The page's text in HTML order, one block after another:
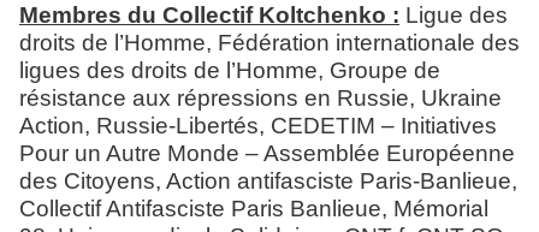
Membres du Collectif Koltchenko : Ligue des
droits de l’Homme, Fédération internationale des
ligues des droits de l’Homme, Groupe de
résistance aux répressions en Russie, Ukraine
Action, Russie-Libertés, CEDETIM – Initiatives
Pour un Autre Monde – Assemblée Européenne
des Citoyens, Action antifasciste Paris-Banlieue,
Collectif Antifasciste Paris Banlieue, Mémorial